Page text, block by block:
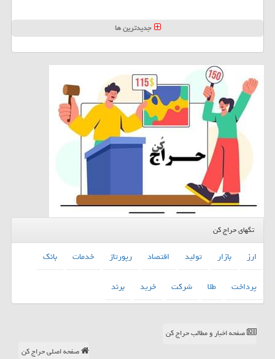
جدیدترین ها
تگهای حراج کن
ارز بازار تولید اقتصاد رپورتاژ خدمات
بانك
پرداخت
طلا شركت خرید برند
صفحه اخبار و مطالب حراج کن
صفحه اصلی حراج کن